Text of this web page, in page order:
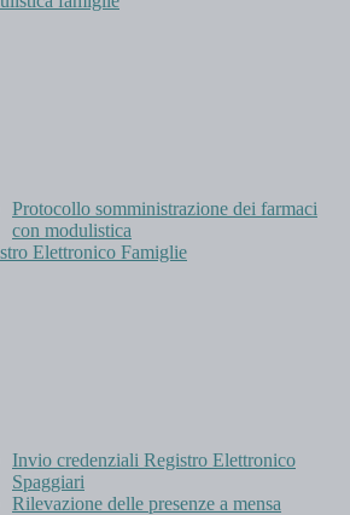
Protocollo somministrazione dei farmaci
con modulistica
Elettronico Famiglie
Invio credenziali Registro Elettronico
Spaggiari
Rilevazione delle presenze a mensa